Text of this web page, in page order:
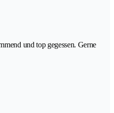
und top gegessen. Gerne